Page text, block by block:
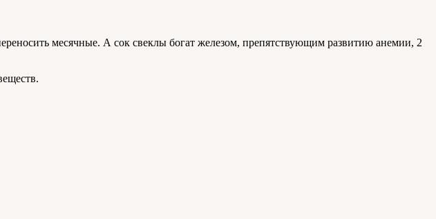
месячные. А сок свеклы богат железом, препятствующим развитию анемии, 2